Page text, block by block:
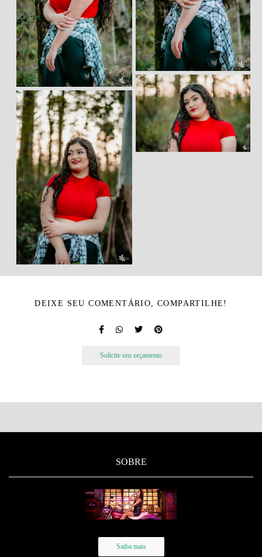
DEIXE SEU COMENTÁRIO, COMPARTILHE!
Solicite seu orçamento
SOBRE
Saiba mais